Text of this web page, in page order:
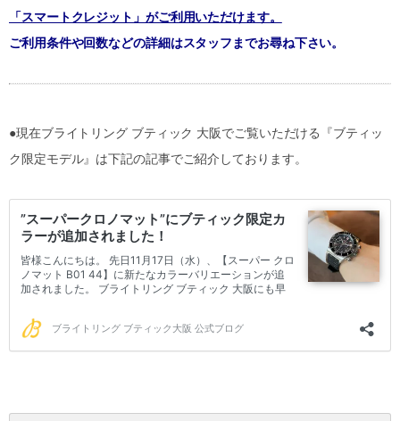
「スマートクレジット」がご利用いただけます。
ご利用条件や回数などの詳細はスタッフまでお尋ね下さい。
●現在ブライトリング ブティック 大阪でご覧いただける『ブティッ
ク限定モデル』は下記の記事でご紹介しております。